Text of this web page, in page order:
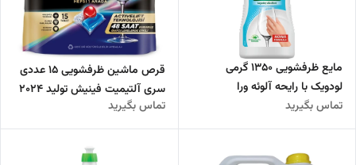
مایع ظرفشویی 1350 گرمی
لودویک با رایحه آلوئه ورا
تماس بگیرید
قرص ماشین ظرفشویی 15 عددی
سری آلتیمیت فینیش تولید 2024
تماس بگیرید